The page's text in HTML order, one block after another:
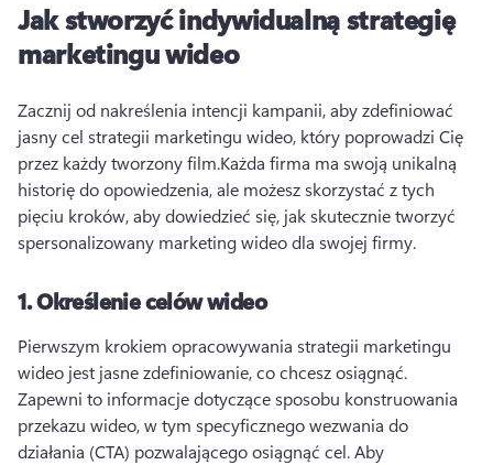
Jak stworzyć indywidualną strategię
marketingu wideo
Zacznij od nakreślenia intencji kampanii, aby zdefiniować
jasny cel strategii marketingu wideo, który poprowadzi Cię
przez każdy tworzony film.Każda firma ma swoją unikalną
historię do opowiedzenia, ale możesz skorzystać z tych
pięciu kroków, aby dowiedzieć się, jak skutecznie tworzyć
spersonalizowany marketing wideo dla swojej firmy.
1.Określenie celów wideo
Pierwszym krokiem opracowywania strategii marketingu
Zapewni to informacje dotyczące sposobu konstruowania
przekazu wideo, w tym specyficznego wezwania do
działania (CTA) pozwalającego osiągnąć cel. Aby